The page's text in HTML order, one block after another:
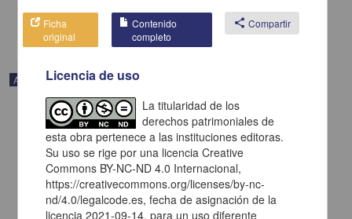
share
Artículo
Ficha
original
Contenido
completo
share Compartir
Licencia de uso
La titularidad de los
derechos patrimoniales de
esta obra pertenece a las instituciones editoras.
Su uso se rige por una licencia Creative
Commons BY-NC-ND 4.0 Internacional,
https://creativecommons.org/licenses/by-nc-
nd/4.0/legalcode.es, fecha de asignación de la
licencia 2021-09-14, para un uso diferente